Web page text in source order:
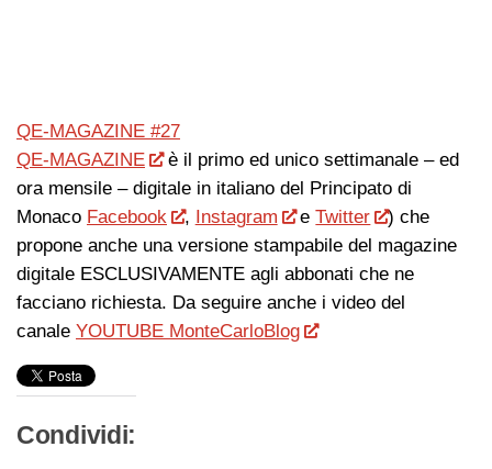
QE-MAGAZINE #27
QE-MAGAZINE
è il primo ed unico settimanale – ed
ora mensile – digitale in italiano del Principato di
Monaco Facebook , Instagram eTwitter
) che
propone anche una versione stampabile del magazine
digitale ESCLUSIVAMENTE agli abbonati che ne
facciano richiesta. Da seguire anche i video del
canale YOUTUBE MonteCarloBlog
Condividi: